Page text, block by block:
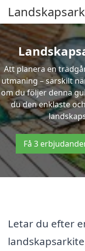
Att planera en
utmaning – särskilt
om du följer denna
du den enklaste
Få 3
Letar du efter